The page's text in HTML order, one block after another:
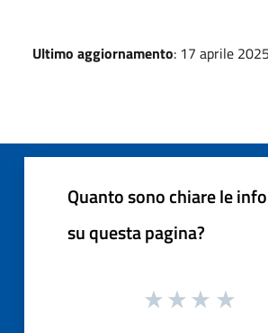
Ultimo aggiornamento: 17 aprile
Quanto sono chiare le
su questa pagina?